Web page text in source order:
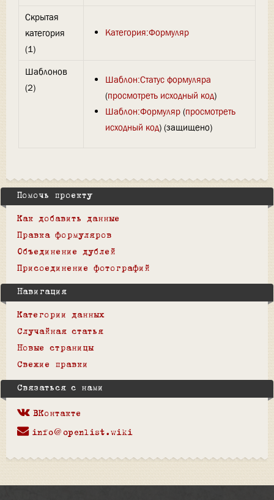
Скрытая
категория
(1)
Категория:Формуляр
Шаблонов
(2)
Шаблон:Статус формуляра
(просмотреть исходный код)
Шаблон:Формуляр(просмотреть
исходный код) (защищено)
Помочь проекту
Как добавить данные
Правка формуляров
Объединение дублей
Присоединение фотографий
Навигация
Категории данных
Случайная статья
Новые страницы
Свежие правки
Связаться с нами
ВКонтакте
info@openlist.wiki